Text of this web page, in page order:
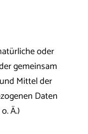
oder
gemeinsam
Mittel der
Daten
Ä.)